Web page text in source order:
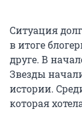
Ситуация
в итоге
друге. В
Звезды
истории.
которая